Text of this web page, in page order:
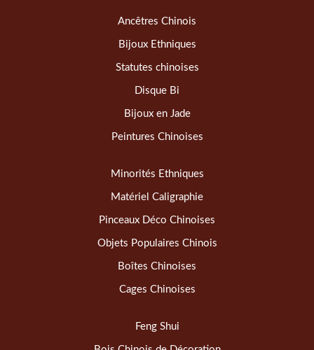
Ancêtres Chinois
Bijoux Ethniques
Statutes chinoises
Disque Bi
Bijoux en Jade
Peintures Chinoises
Minorités Ethniques
Matériel Caligraphie
Pinceaux Déco Chinoises
Objets Populaires Chinois
Boîtes Chinoises
Cages Chinoises
Feng Shui